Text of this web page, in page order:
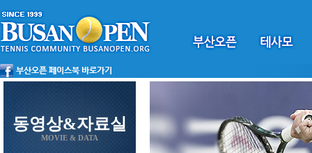
동영상&자료실
MOVIE & DATA